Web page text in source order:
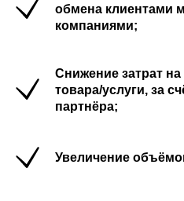
обмена клиентами
компаниями;
Снижение затрат
товара/услуги, за
партнёра;
Увеличение